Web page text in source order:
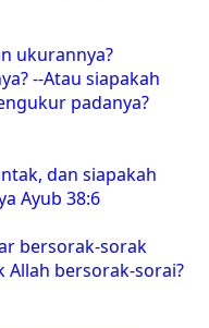
ukurannya?
--Atau siapakah
padanya?
dan siapakah
Ayub 38:6
bersorak-sorak
Allah bersorak-sorai?